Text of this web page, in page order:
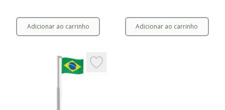
Adicionar ao carrinhoKit Fachada Estado - 0.70m Adicionar ao carrinho
Kit Fachada Brasil -
Add to favorites